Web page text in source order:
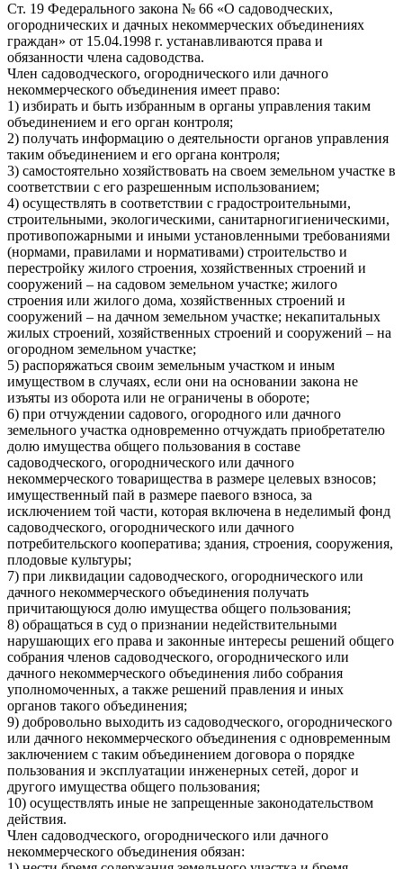
Ст. 19 Федерального закона № 66 «О садоводческих,
огороднических и дачных некоммерческих объединениях
граждан» от 15.04.1998 г. устанавливаются права и
обязанности члена садоводства.
Член садоводческого, огороднического или дачного
некоммерческого объединения имеет право:
1) избирать и быть избранным в органы управления таким
объединением и его орган контроля;
2) получать информацию о деятельности органов управления
таким объединением и его органа контроля;
3) самостоятельно хозяйствовать на своем земельном участке в
соответствии с его разрешенным использованием;
4) осуществлять в соответствии с градостроительными,
строительными, экологическими, санитарно­гигиеническими,
противопожарными и иными установленными требованиями
(нормами, правилами и нормативами) строительство и
перестройку жилого строения, хозяйственных строений и
сооружений – на садовом земельном участке; жилого
строения или жилого дома, хозяйственных строений и
сооружений – на дачном земельном участке; некапитальных
жилых строений, хозяйственных строений и сооружений – на
огородном земельном участке;
5) распоряжаться своим земельным участком и иным
имуществом в случаях, если они на основании закона не
изъяты из оборота или не ограничены в обороте;
6) при отчуждении садового, огородного или дачного
земельного участка одновременно отчуждать приобретателю
долю имущества общего пользования в составе
садоводческого, огороднического или дачного
некоммерческого товарищества в размере целевых взносов;
имущественный пай в размере паевого взноса, за
исключением той части, которая включена в неделимый фонд
садоводческого, огороднического или дачного
потребительского кооператива; здания, строения, сооружения,
плодовые культуры;
7) при ликвидации садоводческого, огороднического или
дачного некоммерческого объединения получать
причитающуюся долю имущества общего пользования;
8) обращаться в суд о признании недействительными
нарушающих его права и законные интересы решений общего
собрания членов садоводческого, огороднического или
дачного некоммерческого объединения либо собрания
уполномоченных, а также решений правления и иных
органов такого объединения;
9) добровольно выходить из садоводческого, огороднического
или дачного некоммерческого объединения с одновременным
заключением с таким объединением договора о порядке
пользования и эксплуатации инженерных сетей, дорог и
другого имущества общего пользования;
10) осуществлять иные не запрещенные законодательством
действия.
Член садоводческого, огороднического или дачного
некоммерческого объединения обязан: